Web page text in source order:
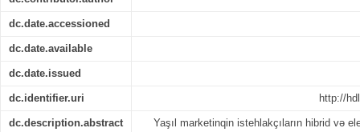
dc.date.accessioned
dc.date.available
dc.date.issued
dc.identifier.uri http://
dc.description.abstract
Yaşıl marketinqin istehlakçıların hibrid və